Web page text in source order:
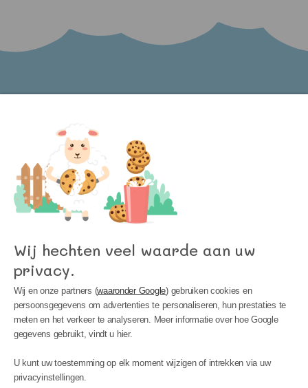
Wij hechten veel waarde aan uw
privacy.
Wij en onze partners (waaronder Google) gebruiken cookies en
persoonsgegevens om advertenties te personaliseren, hun prestaties te
meten en het verkeer te analyseren. Meer informatie over hoe Google
gegevens gebruikt, vindt u hier.
U kunt uw toestemming op elk moment wijzigen of intrekken via uw
privacyinstellingen.